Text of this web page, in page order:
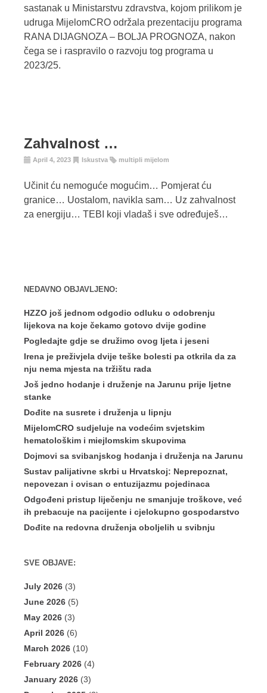
sastanak u Ministarstvu zdravstva, kojom prilikom je
udruga MijelomCRO održala prezentaciju programa
RANA DIJAGNOZA – BOLJA PROGNOZA, nakon
čega se i raspravilo o razvoju tog programa u
2023/25.
Zahvalnost …
April 4, 2023 Iskustva multipli mijelom
Učinit ću nemoguće mogućim… Pomjerat ću
granice… Uostalom, navikla sam… Uz zahvalnost
za energiju… TEBI koji vladaš i sve određuješ…
NEDAVNO OBJAVLJENO:
HZZO još jednom odgodio odluku o odobrenju
lijekova na koje čekamo gotovo dvije godine
Pogledajte gdje se družimo ovog ljeta i jeseni
Irena je preživjela dvije teške bolesti pa otkrila da za
nju nema mjesta na tržištu rada
Još jedno hodanje i druženje na Jarunu prije ljetne
stanke
Dođite na susrete i druženja u lipnju
MijelomCRO sudjeluje na vodećim svjetskim
hematološkim i miejlomskim skupovima
Dojmovi sa svibanjskog hodanja i druženja na Jarunu
Sustav palijativne skrbi u Hrvatskoj: Neprepoznat,
nepovezan i ovisan o entuzijazmu pojedinaca
Odgođeni pristup liječenju ne smanjuje troškove, već
ih prebacuje na pacijente i cjelokupno gospodarstvo
Dođite na redovna druženja oboljelih u svibnju
SVE OBJAVE:
July 2026 (3)
June 2026 (5)
May 2026 (3)
April 2026 (6)
March 2026 (10)
February 2026 (4)
January 2026 (3)